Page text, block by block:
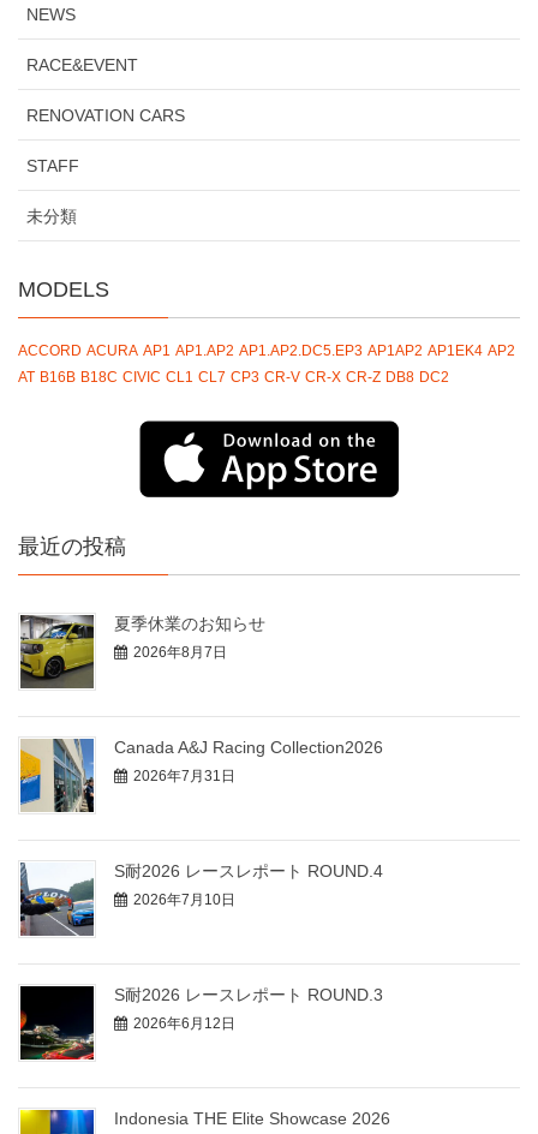
NEWS
RACE&EVENT
RENOVATION CARS
STAFF
未分類
MODELS
ACCORD ACURA AP1 AP1.AP2 AP1.AP2.DC5.EP3 AP1AP2 AP1EK4 AP2
AT B16B B18C CIVIC CL1 CL7 CP3 CR-V CR-X CR-Z DB8 DC2
最近の投稿
夏季休業のお知らせ
2026年8月7日
Canada A&J Racing Collection2026
2026年7月31日
S耐2026 レースレポート ROUND.4
2026年7月10日
S耐2026 レースレポート ROUND.3
2026年6月12日
Indonesia THE Elite Showcase 2026